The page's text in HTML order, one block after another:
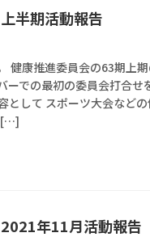
半期活動報告
健康推進委員会の63期上
ーでの最初の委員会打合せ
として スポーツ大会など
[…]
年11月活動報告